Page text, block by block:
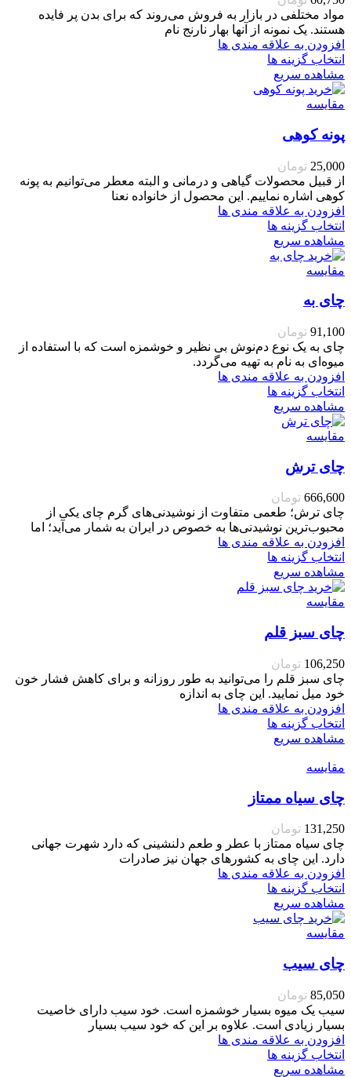
مواد مختلفی در بازار به فروش می‌روند که برای بدن پر فایده
هستند. یک نمونه از آنها بهار نارنج نام
افزودن به علاقه مندی ها
انتخاب گزینه ها
مشاهده سریع
مقایسه
پونه کوهی
25,000 تومان
از قبیل محصولات گیاهی و درمانی و البته معطر می‌توانیم به پونه
کوهی اشاره نماییم. این محصول از خانواده نعنا
افزودن به علاقه مندی ها
انتخاب گزینه ها
مشاهده سریع
مقایسه
چای به
91,100 تومان
چای به یک نوع دم‌نوش بی نظیر و خوشمزه است که با استفاده از
میوه‌ای به نام به تهیه می‌گردد.
افزودن به علاقه مندی ها
انتخاب گزینه ها
مشاهده سریع
مقایسه
چای ترش
666,600 تومان
چای ترش؛ طعمی متفاوت از نوشیدنی‌های گرم چای یکی از
محبوب‌ترین نوشیدنی‌ها به خصوص در ایران به شمار می‌آید؛ اما
افزودن به علاقه مندی ها
انتخاب گزینه ها
مشاهده سریع
مقایسه
چای سبز قلم
106,250 تومان
چای سبز قلم را می‌توانید به طور روزانه و برای کاهش فشار خون
خود میل نمایید. این چای به اندازه
افزودن به علاقه مندی ها
انتخاب گزینه ها
مشاهده سریع
مقایسه
چای سیاه ممتاز
131,250 تومان
چای سیاه ممتاز با عطر و طعم دلنشینی که دارد شهرت جهانی
دارد. این چای به کشورهای جهان نیز صادرات
افزودن به علاقه مندی ها
انتخاب گزینه ها
مشاهده سریع
مقایسه
چای سیب
85,050 تومان
سیب یک میوه بسیار خوشمزه است. خود سیب دارای خاصیت
بسیار زیادی است. علاوه بر این که خود سیب بسیار
افزودن به علاقه مندی ها
انتخاب گزینه ها
مشاهده سریع